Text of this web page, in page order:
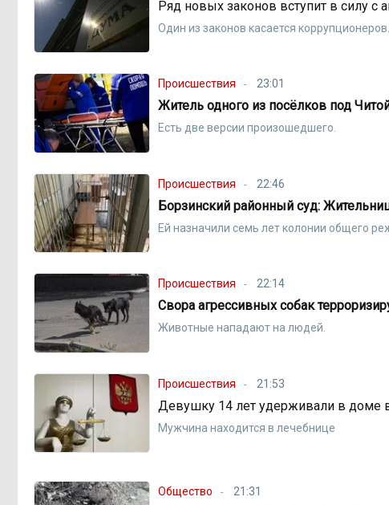
Ряд новых законов вступит в силу с
Один из законов касается коррупционеров.
Происшествия 23:01
Житель одного из посёлков под
Есть две версии произошедшего.
Происшествия 22:46
Борзинский районный суд:
Ей назначили семь лет колонии общего
Происшествия 22:14
Свора агрессивных собак
Животные нападают на людей.
Происшествия 21:53
Девушку 14 лет удерживали в доме
Мужчина находится в лечебнице
Общество 21:31